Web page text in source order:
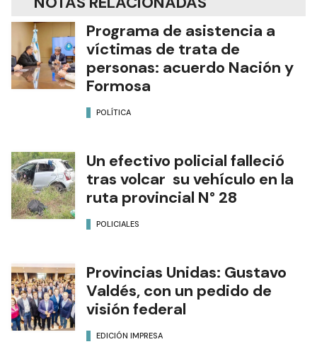
Programa de asistencia a
víctimas de trata de
personas: acuerdo Nación y
Formosa
POLÍTICA
Un efectivo policial falleció
tras volcar su vehículo en la
ruta provincial N° 28
POLICIALES
Provincias Unidas: Gustavo
Valdés, con un pedido de
visión federal
EDICIÓN IMPRESA